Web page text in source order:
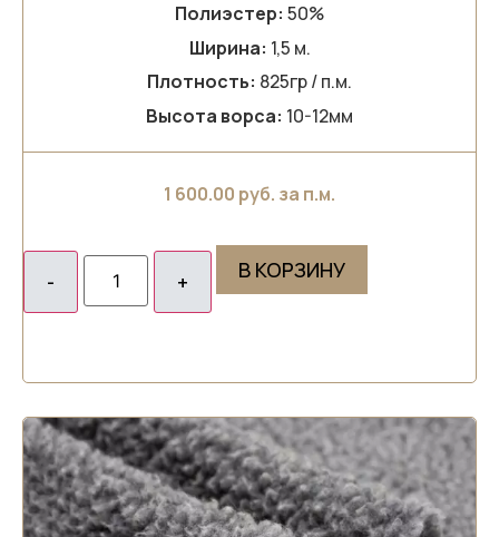
Полиэстер: 50%
Ширина: 1,5 м.
Плотность: 825гр / п.м.
Высота ворса: 10-12мм
1 600.00 руб. за п.м.
В КОРЗИНУ